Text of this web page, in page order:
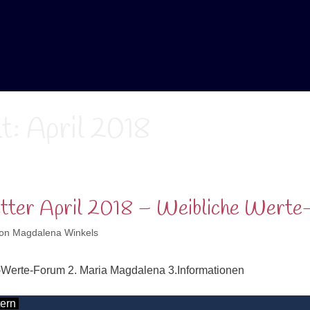
April 2018 – Weibliche
Magdalena Winkels
Forum 2. Maria Magdalena 3.Informationen